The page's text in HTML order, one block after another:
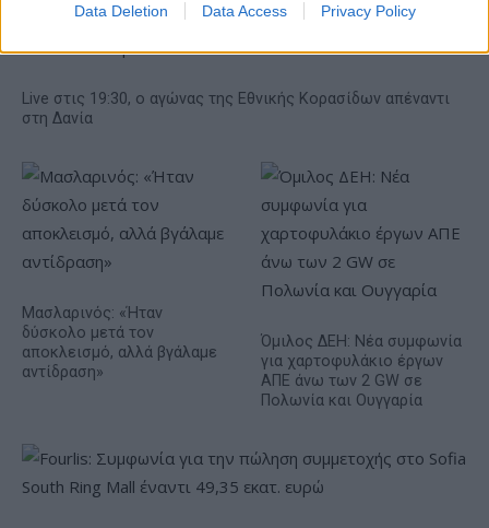
Data Deletion Data Access Privacy Policy
Live στις 19:30, ο αγώνας της Εθνικής Κορασίδων απέναντι
στη Δανία
Μασλαρινός: «Ήταν
δύσκολο μετά τον
αποκλεισμό, αλλά βγάλαμε
αντίδραση»
Όμιλος ΔΕΗ: Νέα συμφωνία
για χαρτοφυλάκιο έργων
ΑΠΕ άνω των 2 GW σε
Πολωνία και Ουγγαρία